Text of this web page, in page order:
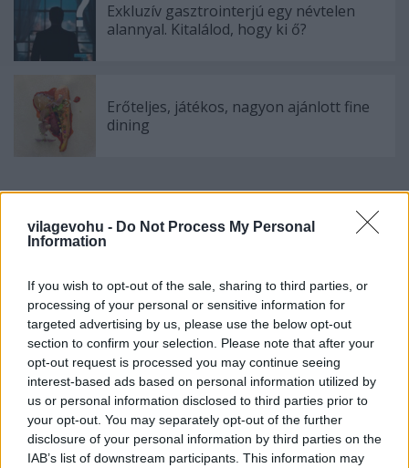
vilagevohu - Do Not Process My Personal
Information
If you wish to opt-out of the sale, sharing to third parties, or
processing of your personal or sensitive information for
targeted advertising by us, please use the below opt-out
section to confirm your selection. Please note that after your
opt-out request is processed you may continue seeing
interest-based ads based on personal information utilized by
us or personal information disclosed to third parties prior to
your opt-out. You may separately opt-out of the further
disclosure of your personal information by third parties on the
IAB’s list of downstream participants. This information may
Exkluzív gasztrointerjú egy névtelen
alannyal. Kitalálod, hogy ki ő?
Erőteljes, játékos, nagyon ajánlott fine
dining
Szólj hozzá!
A hozzászóláshoz be kell lépned!
VAGY